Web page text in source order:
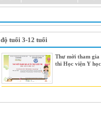
độ tuổi 3-12 tuổi
Thư mời tham
thi Học viện Y